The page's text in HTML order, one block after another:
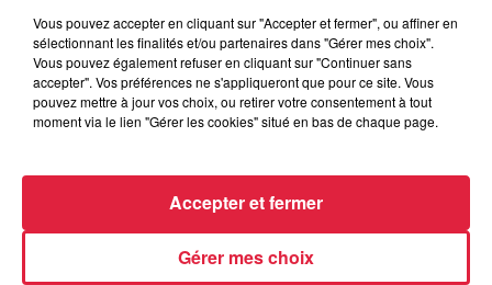
Horoscope du vendredi 07 août 2026
Vous pouvez accepter en cliquant sur "Accepter et fermer", ou affiner en
sélectionnant les finalités et/ou partenaires dans "Gérer mes choix".
Vous pouvez également refuser en cliquant sur "Continuer sans
accepter". Vos préférences ne s'appliqueront que pour ce site. Vous
pouvez mettre à jour vos choix, ou retirer votre consentement à tout
moment via le lien "Gérer les cookies" situé en bas de chaque page.
Gérer mes choix
Accepter et fermer